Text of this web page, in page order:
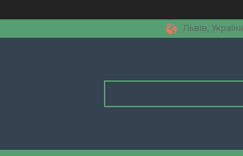
Львів, Україна